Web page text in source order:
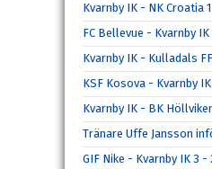
Kvarnby IK - NK Croatia
FC Bellevue - Kvarnby
Kvarnby IK - Kulladals
KSF Kosova - Kvarnby
Kvarnby IK - BK
Tränare Uffe Jansson
GIF Nike - Kvarnby IK 3